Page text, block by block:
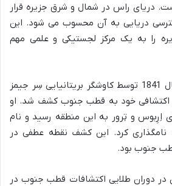
دریای راس در شمال و شرق جزیره قرار
دریایی به آن محسوب می شود. این
را به یک مرکز لجستیکی و علمی مهم
جزیره راس در ژانویه سال 1841 توسط کاوشگر بریتانیایی سِر جیمز
اکتشافی خود به قطب جنوب کشف شد. او
اِرِبوس و تِرور به این منطقه رسید و نام
نامگذاری کرد. این کشف نقطه عطفی در
جنوب بود.
دوران طلایی اکتشافات قطب جنوب در